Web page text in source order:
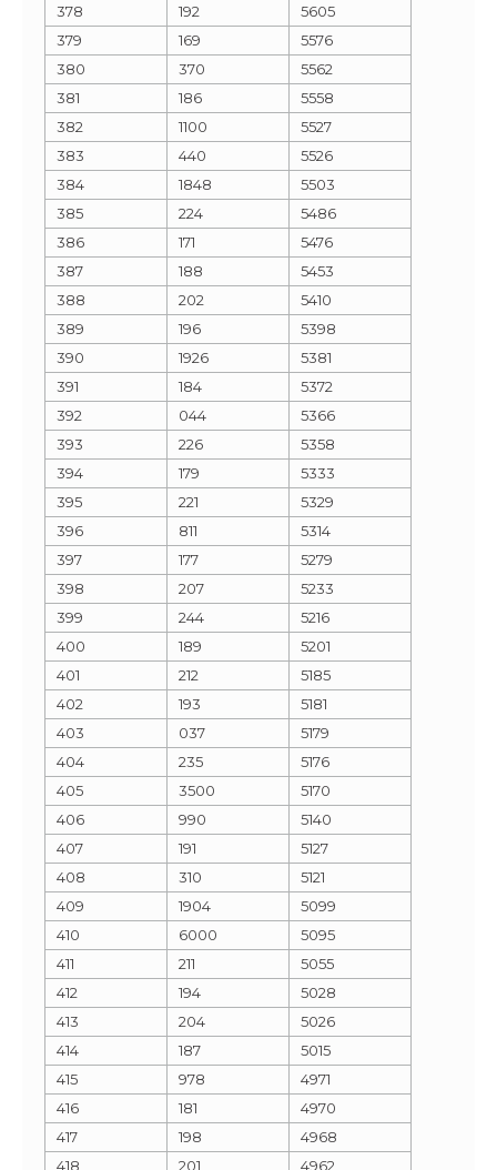
378
192
5605
379
169
5576
380
370
5562
381
186
5558
382
1100
5527
383
440
5526
384
1848
5503
385
224
5486
386
171
5476
387
188
5453
388
202
5410
389
196
5398
390
1926
5381
391
184
5372
392
044
5366
393
226
5358
394
179
5333
395
221
5329
396
811
5314
397
177
5279
398
207
5233
399
244
5216
400
189
5201
401
212
5185
402
193
5181
403
037
5179
404
235
5176
405
3500
5170
406
990
5140
407
191
5127
408
310
5121
409
1904
5099
410
6000
5095
411
211
5055
412
194
5028
413
204
5026
414
187
5015
415
978
4971
416
181
4970
417
198
4968
418
201 4962